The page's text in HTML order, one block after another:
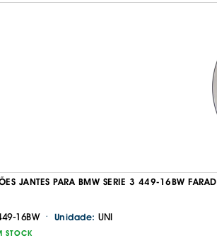
JANTES PARA BMW SERIE 3 449-16BW FARAD
16BW · Unidade: UNI
STOCK